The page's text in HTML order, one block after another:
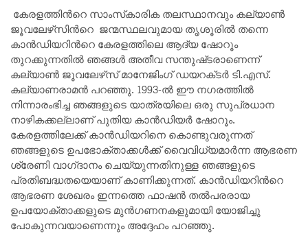
കേരളത്തിന്‍റെ സാംസ്‌കാരിക തലസ്ഥാനവും കല്യാൺ
ജൂവലേഴ്‌സിന്‍റെ ജന്മസ്ഥലവുമായ തൃശൂരിൽ തന്നെ
കാൻഡിയറിന്‍റെ കേരളത്തിലെ ആദ്യ ഷോറൂം
തുറക്കുന്നതിൽ ഞങ്ങൾ അതീവ സന്തുഷ്‌ടരാണെന്ന്
കല്യാണ്‍ ജൂവലേഴ്‌സ് മാനേജിംഗ് ഡയറക്‌ടർ ടി.എസ്.
കല്യാണരാമന്‍ പറഞ്ഞു. 1993-ൽ ഈ നഗരത്തിൽ
നിന്നാരംഭിച്ച ഞങ്ങളുടെ യാത്രയിലെ ഒരു സുപ്രധാന
നാഴികക്കല്ലാണ് പുതിയ കാൻഡിയർ ഷോറൂം.
കേരളത്തിലേക്ക് കാൻഡിയറിനെ കൊണ്ടുവരുന്നത്
ഞങ്ങളുടെ ഉപഭോക്താക്കൾക്ക് വൈവിധ്യമാർന്ന ആഭരണ
ശ്രേണി വാഗ്‌ദാനം ചെയ്യുന്നതിനുള്ള ഞങ്ങളുടെ
പ്രതിബദ്ധതയെയാണ് കാണിക്കുന്നത്. കാൻഡിയറിന്‍റെ
ആഭരണ ശേഖരം ഇന്നത്തെ ഫാഷൻ തൽപരരായ
ഉപയോക്താക്കളുടെ മുൻഗണനകളുമായി യോജിച്ചു
പോകുന്നവയാണെന്നും അദ്ദേഹം പറഞ്ഞു.